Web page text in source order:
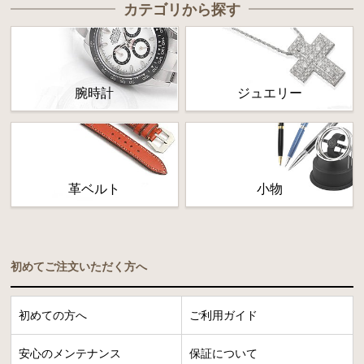
カテゴリから探す
腕時計 ジュエリー
革ベルト 小物
初めてご注文いただく方へ
初めての方へ ご利用ガイド
安心のメンテナンス 保証について